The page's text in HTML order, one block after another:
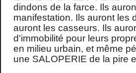
dindons de la farce. Ils
manifestation. Ils auront les
auront les casseurs. Ils
d'immobilité pour leurs
en milieu urbain, et même
une SALOPERIE de la pire